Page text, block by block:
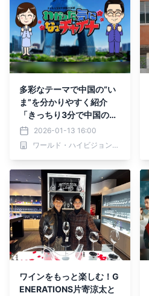
多彩なテーマで中国の“い
ま”を分かりやすく紹介
「きっちり3分で中国の話
題 わかった気になっチャ
イナ」1月16日（金）あさ
7:55～ BS12 トゥエルビで
2026-01-13 16:00
ワールド・ハイビジョン・チャンネル株式会社
ワインをもっと楽しむ！G
ENERATIONS片寄涼太と